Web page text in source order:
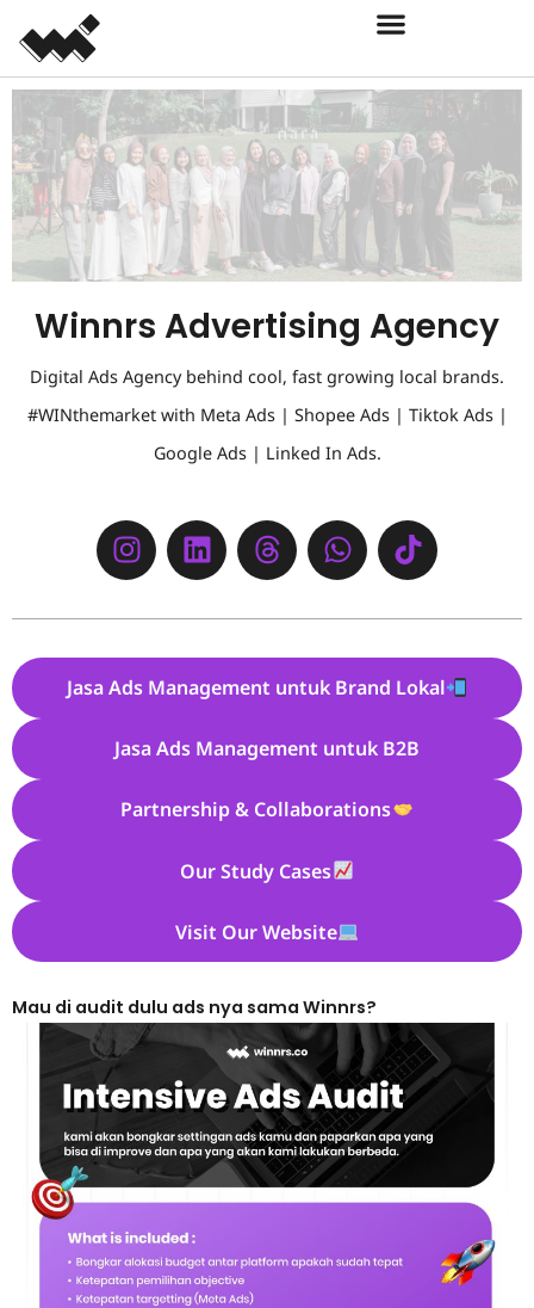
Winnrs Advertising Agency
Digital Ads Agency behind cool, fast growing local brands.
#WINthemarket with Meta Ads | Shopee Ads | Tiktok Ads |
Google Ads | Linked In Ads.
Jasa Ads Management untuk Brand Lokal
Jasa Ads Management untuk B2B
Partnership & Collaborations
Our Study Cases
Visit Our Website
Mau di audit dulu ads nya sama Winnrs?